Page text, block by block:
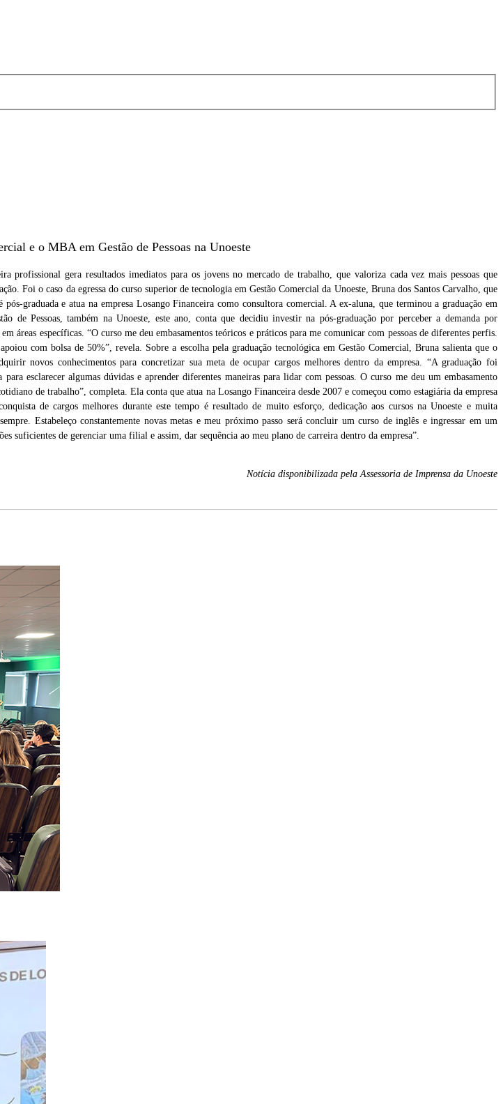
e o MBA em Gestão de Pessoas na Unoeste
profissional gera resultados imediatos para os jovens no mercado de trabalho, que valoriza cada vez mais pessoas que
Foi o caso da egressa do curso superior de tecnologia em Gestão Comercial da Unoeste, Bruna dos Santos Carvalho, que
pós-graduada e atua na empresa Losango Financeira como consultora comercial. A ex-aluna, que terminou a graduação em
de Pessoas, também na Unoeste, este ano, conta que decidiu investir na pós-graduação por perceber a demanda por
áreas específicas. “O curso me deu embasamentos teóricos e práticos para me comunicar com pessoas de diferentes perfis.
com bolsa de 50%”, revela. Sobre a escolha pela graduação tecnológica em Gestão Comercial, Bruna salienta que o
novos conhecimentos para concretizar sua meta de ocupar cargos melhores dentro da empresa. “A graduação foi
para esclarecer algumas dúvidas e aprender diferentes maneiras para lidar com pessoas. O curso me deu um embasamento
de trabalho”, completa. Ela conta que atua na Losango Financeira desde 2007 e começou como estagiária da empresa
de cargos melhores durante este tempo é resultado de muito esforço, dedicação aos cursos na Unoeste e muita
Estabeleço constantemente novas metas e meu próximo passo será concluir um curso de inglês e ingressar em um
suficientes de gerenciar uma filial e assim, dar sequência ao meu plano de carreira dentro da empresa”.
Notícia disponibilizada pela Assessoria de Imprensa da Unoeste